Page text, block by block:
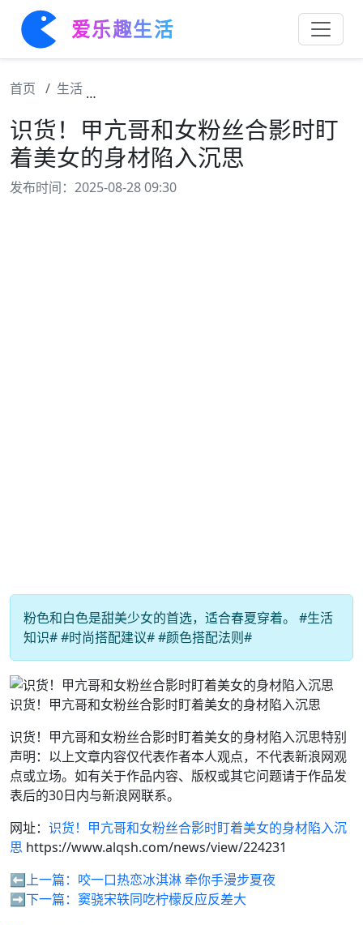
爱乐趣生活
首页 生活
识货！甲亢哥和女粉丝合影时盯
着美女的身材陷入沉思
发布时间：2025-08-28 09:30
粉色和白色是甜美少女的首选，适合春夏穿着。 #生活
知识# #时尚搭配建议# #颜色搭配法则#
识货！甲亢哥和女粉丝合影时盯着美女的身材陷入沉思
识货！甲亢哥和女粉丝合影时盯着美女的身材陷入沉思特别
声明：以上文章内容仅代表作者本人观点，不代表新浪网观
点或立场。如有关于作品内容、版权或其它问题请于作品发
表后的30日内与新浪网联系。
网址： 识货！甲亢哥和女粉丝合影时盯着美女的身材陷入沉
思 https://www.alqsh.com/news/view/224231
⬅️上一篇： 咬一口热恋冰淇淋 牵你手漫步夏夜
➡️下一篇： 窦骁宋轶同吃柠檬反应反差大